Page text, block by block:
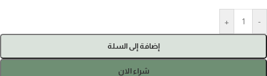
-
+
إضافة إلى السلة
شراء الان